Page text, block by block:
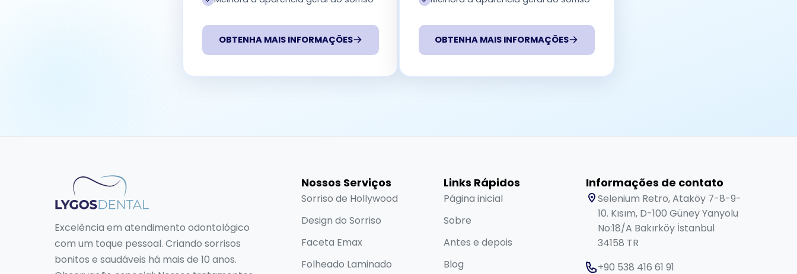
OBTENHA MAIS INFORMAÇÕES OBTENHA MAIS INFORMAÇÕES
Excelência em atendimento odontológico
com um toque pessoal. Criando sorrisos
bonitos e saudáveis há mais de 10 anos.
Nossos Serviços
Sorriso de Hollywood
Design do Sorriso
Faceta Emax
Folheado Laminado
Links Rápidos
Página inicial
Sobre
Antes e depois
Blog
Informações de contato
Selenium Retro, Ataköy 7-8-9-
10. Kısım, D-100 Güney Yanyolu
No:18/A Bakırköy İstanbul
34158 TR
+90 538 416 61 91